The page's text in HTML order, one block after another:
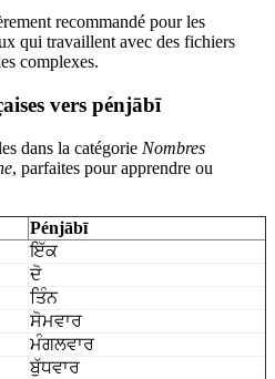
recommandé pour les
qui travaillent avec des fichiers
complexes.
vers pénjābī
dans la catégorie Nombres
, parfaites pour apprendre ou
Pénjābī
ਇੱਕ
ਦੋ
ਤਿੰਨ
ਸੋਮਵਾਰ
ਮੰਗਲਵਾਰ
ਬੁੱਧਵਾਰ